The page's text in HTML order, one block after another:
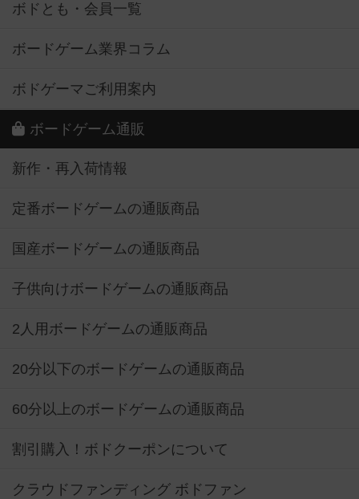
ボドとも・会員一覧
ボードゲーム業界コラム
ボドゲーマご利用案内
ボードゲーム通販
新作・再入荷情報
定番ボードゲームの通販商品
国産ボードゲームの通販商品
子供向けボードゲームの通販商品
2人用ボードゲームの通販商品
20分以下のボードゲームの通販商品
60分以上のボードゲームの通販商品
割引購入！ボドクーポンについて
クラウドファンディング ボドファン